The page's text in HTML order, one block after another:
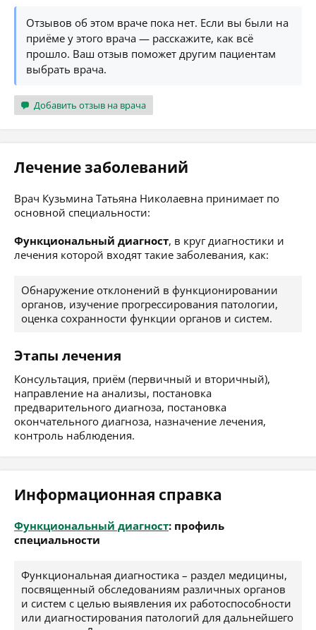
Отзывов об этом враче пока нет. Если вы были на
приёме у этого врача — расскажите, как всё
прошло. Ваш отзыв поможет другим пациентам
выбрать врача.
Добавить отзыв на врача
Лечение заболеваний
Врач Кузьмина Татьяна Николаевна принимает по
основной специальности:
Функциональный диагност, в круг диагностики и
лечения которой входят такие заболевания, как:
Обнаружение отклонений в функционировании
органов, изучение прогрессирования патологии,
оценка сохранности функции органов и систем.
Этапы лечения
Консультация, приём (первичный и вторичный),
направление на анализы, постановка
предварительного диагноза, постановка
окончательного диагноза, назначение лечения,
контроль наблюдения.
Информационная справка
Функциональный диагност: профиль
специальности
Функциональная диагностика – раздел медицины,
посвященный обследованиям различных органов
и систем с целью выявления их работоспособности
или диагностирования патологий для дальнейшего